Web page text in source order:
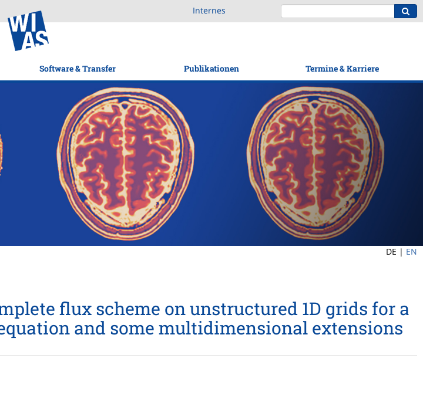
Internes
Software & Transfer Publikationen Termine & Karriere
DE | EN
flux scheme on unstructured 1D grids for a
and some multidimensional extensions